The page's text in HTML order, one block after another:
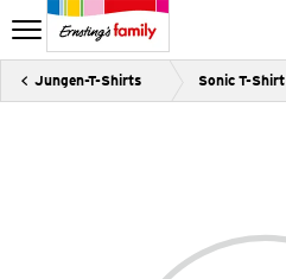
Jungen-T-Shirts Sonic T-Shirt